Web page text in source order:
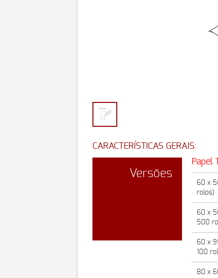
CARACTERÍSTICAS GERAIS:
Versões
Papel
60 x
rolos)
60 x
500
60 x
100
80 x